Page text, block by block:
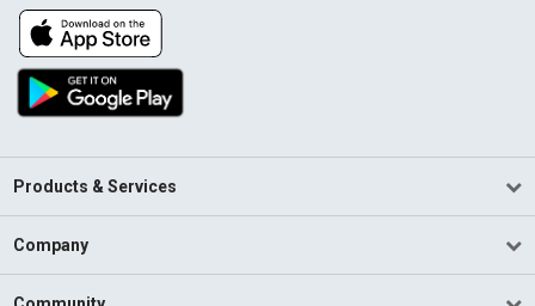
Products & Services
Company